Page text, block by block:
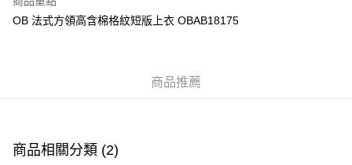
PayMe
付款後順豐站及營業點
OB 法式方領高含棉格紋短版上衣 OBAB18175
商品推薦
商品相關分類 (2)